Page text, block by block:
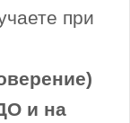
при
и на